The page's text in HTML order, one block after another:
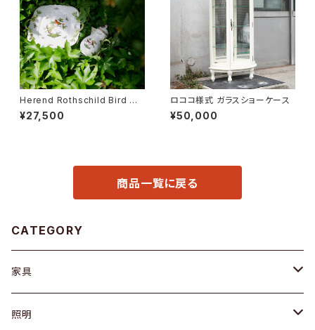
Herend Rothschild Bird ミ
ニティーポット
¥27,500
ロココ様式 ガラスショーケース
¥50,000
商品一覧に戻る
CATEGORY
家具
ソファ / ベンチ
照明